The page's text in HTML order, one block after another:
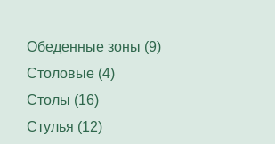
Обеденные зоны (9)
Столовые (4)
Столы (16)
Стулья (12)